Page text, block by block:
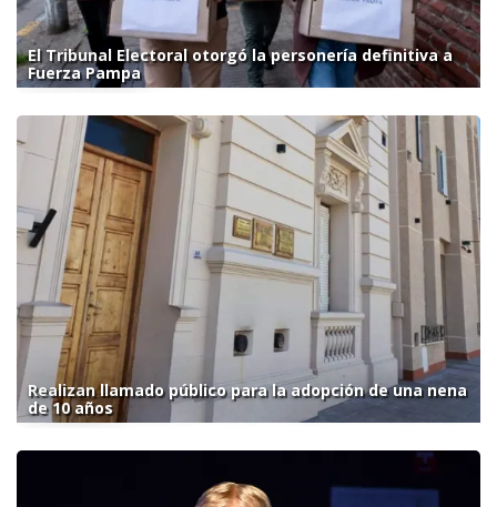
El Tribunal Electoral otorgó la personería definitiva a
Fuerza Pampa
Realizan llamado público para la adopción de una nena
de 10 años